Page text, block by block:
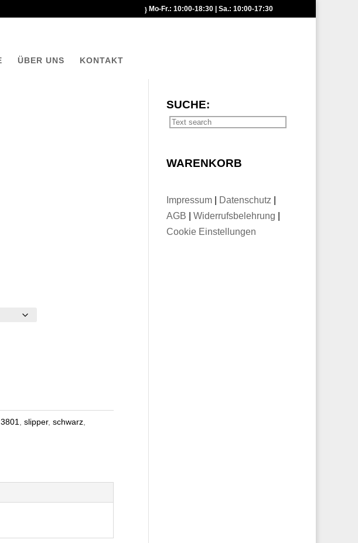
Mo-Fr.: 10:00-18:30 | Sa.: 10:00-17:30
ÜBER UNS KONTAKT
3801 slipper, schwarz
SUCHE:
WARENKORB
Impressum Datenschutz
AGB
Widerrufsbelehrung
Cookie Einstellungen